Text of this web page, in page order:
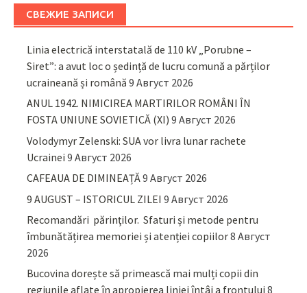
СВЕЖИЕ ЗАПИСИ
Linia electrică interstatală de 110 kV „Porubne –
Siret”: a avut loc o ședință de lucru comună a părților
ucraineană și română 9 Август 2026
ANUL 1942. NIMICIREA MARTIRILOR ROMÂNI ÎN
FOSTA UNIUNE SOVIETICĂ (XI) 9 Август 2026
Volodymyr Zelenski: SUA vor livra lunar rachete
Ucrainei 9 Август 2026
CAFEAUA DE DIMINEAȚĂ9 Август 2026
9 AUGUST – ISTORICUL ZILEI 9 Август 2026
Recomandări părinţilor. Sfaturi și metode pentru
îmbunătățirea memoriei și atenției copiilor8 Август
2026
Bucovina dorește să primească mai mulți copii din
regiunile aflate în apropierea liniei întâi a frontului 8